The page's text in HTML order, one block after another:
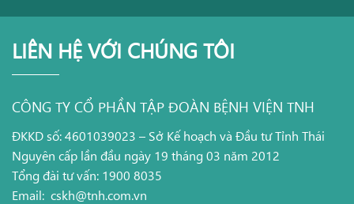
LIÊN HỆ VỚI CHÚNG TÔI
CÔNG TY CỔ PHẦN TẬP ĐOÀN BỆNH VIỆN TNH
ĐKKD số: 4601039023 – Sở Kế hoạch và Đầu tư Tỉnh Thái
Nguyên cấp lần đầu ngày 19 tháng 03 năm 2012
Tổng đài tư vấn: 1900 8035
Email: cskh@tnh.com.vn